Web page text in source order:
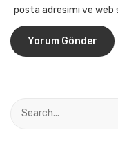
posta adresimi ve web